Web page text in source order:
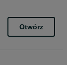
Otwórz